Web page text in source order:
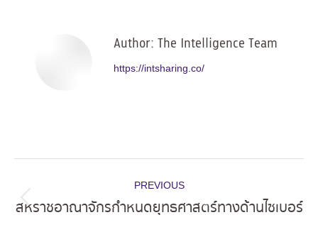
Author: The Intelligence Team
https://intsharing.co/
navigation
PREVIOUS
Previous
สหราชอาณาจักรกำหนดยุทธศาสตร์ทางด้านไซเบอร์